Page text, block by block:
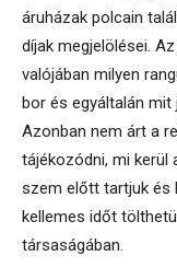
áruházak polcain
díjak megjelölései.
valójában milyen
bor és egyáltalán mit
Azonban nem árt a
tájékozódni, mi kerül
szem előtt tartjuk és
kellemes időt
társaságában.